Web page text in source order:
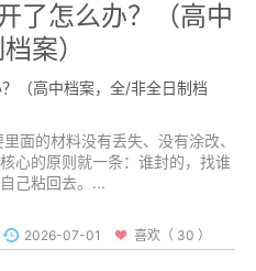
了怎么办？（高中
案）
的材料没有丢失、没有涂改、
心的原则就一条：谁封的，找谁
己粘回去。...
2026-07-01 喜欢（ 30 ）